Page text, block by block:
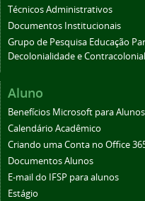
Técnicos Administrativos
Documentos Institucionais
Grupo de Pesquisa Educação
Decolonialidade e
Aluno
Benefícios Microsoft para
Calendário Acadêmico
Criando uma Conta no Office
Documentos Alunos
E-mail do IFSP para alunos
Estágio